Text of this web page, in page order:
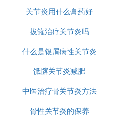
关节炎用什么膏药好
拔罐治疗关节炎吗
什么是银屑病性关节炎
骶髂关节炎减肥
中医治疗骨关节炎方法
骨性关节炎的保养